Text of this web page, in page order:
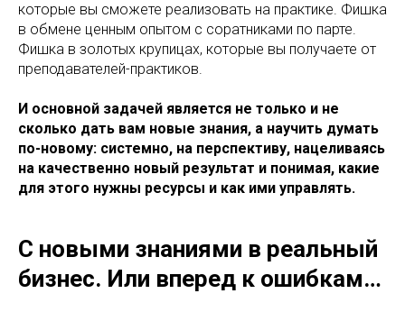
которые вы сможете реализовать на практике. Фишка
в обмене ценным опытом с соратниками по парте.
Фишка в золотых крупицах, которые вы получаете от
преподавателей-практиков.
И основной задачей является не только и не
сколько дать вам новые знания, а научить думать
по-новому: системно, на перспективу, нацеливаясь
на качественно новый результат и понимая, какие
для этого нужны ресурсы и как ими управлять.
С новыми знаниями в реальный
бизнес. Или вперед к ошибкам…